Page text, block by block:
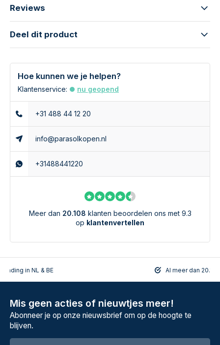
De Nexus T2 zweefparasol wordt standaard geleverd
exclusief parasolvoet en parasolhoes. Wij raden u aan om
gebruik te maken van een parasolvoet van minstens 90
kilogram. Deze hebben wij zowel met als zonder wielen. Ook
is het mogelijk om te kiezen voor een ingraafparasolvoet.
Deze heeft als voordeel dat je meer ruimte op je terras over
hebt. Kortom genieten doe in de schaduw doe je met de
Platinum T2 3x3m. zweefparasol.
Heeft u nog vragen over de Nexus T2 3x3m. in de kleur
faded black? Bel of mail ons. Wij helpen u graag bij het
kiezen van de juiste zweefparasol.
Reviews
Deel dit product
Hoe kunnen we je helpen?
Klantenservice: nu geopend
+31 488 44 12 20
info@parasolkopen.nl
+31488441220
Meer dan 20.108 klanten beoordelen ons met 9.3
op klantenvertellen
in NL & BE Al meer dan
Mis geen acties of nieuwtjes meer!
Abonneer je op onze nieuwsbrief om op de hoogte te
blijven.